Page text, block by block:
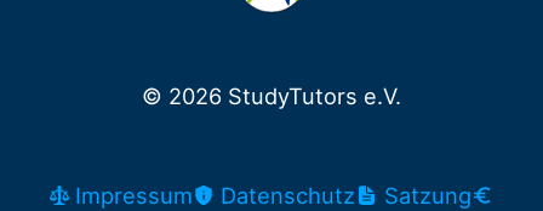
© 2026 StudyTutors e.V.
Impressum Datenschutz
Satzung